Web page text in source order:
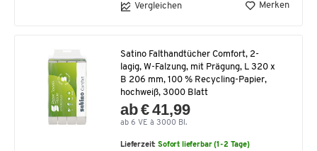
Vergleichen Merken
Satino Falthandtücher Comfort, 2-
lagig, W-Falzung, mit Prägung, L 320 x
B 206 mm, 100 % Recycling-Papier,
hochweiß, 3000 Blatt
ab € 41,99
ab 6 VE à 3000 Bl.
Lieferzeit:Sofort lieferbar (1-2 Tage)